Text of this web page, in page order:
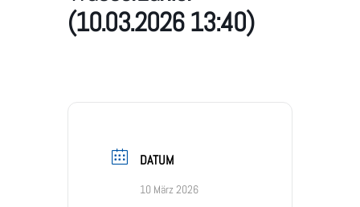
(10.03.2026 13:40)
DATUM
10 März 2026